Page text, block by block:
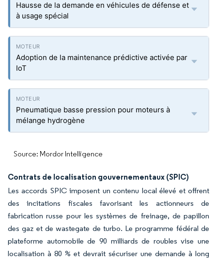
Hausse de la demande en véhicules de défense et
à usage spécial
Adoption de la maintenance prédictive activée par
IoT
Pneumatique basse pression pour moteurs à
mélange hydrogène
Source: Mordor Intelligence
Contrats de localisation gouvernementaux (SPIC)
Les accords SPIC imposent un contenu local élevé et offrent
des incitations fiscales favorisant les actionneurs de
fabrication russe pour les systèmes de freinage, de papillon
des gaz et de wastegate de turbo. Le programme fédéral de
plateforme automobile de 90 milliards de roubles vise une
localisation à 80 % et devrait sécuriser une demande à long